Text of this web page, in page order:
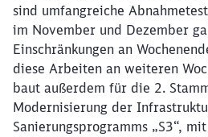
sind umfangreiche
im November und Dezember
Einschränkungen an
diese Arbeiten an weiteren
baut außerdem für die 2.
Modernisierung der
Sanierungsprogramms „S3“,